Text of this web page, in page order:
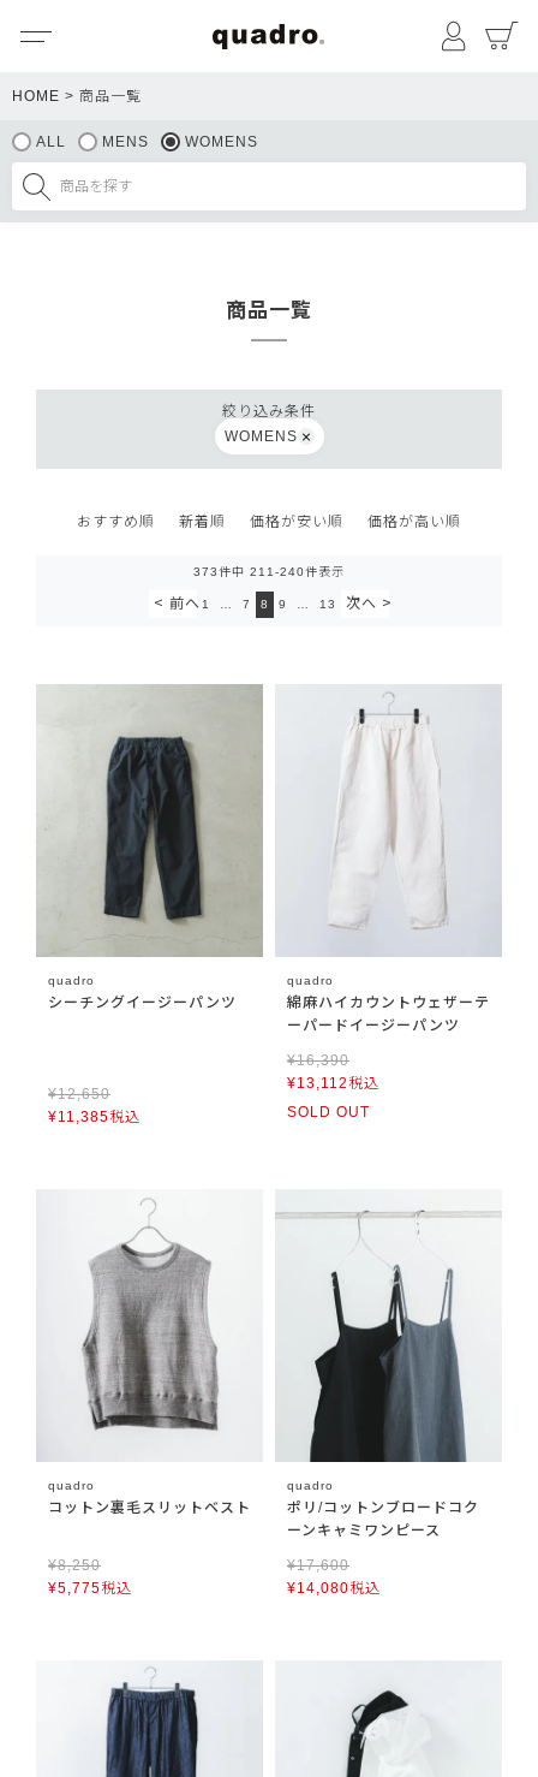
マイペ
HOME 商品一覧
ALL MENS WOMENS
商品一覧
絞り込み条件
WOMENS
おすすめ順 新着順 価格が安い順 価格が高い順
373件中 211 -240件表示
1 7 8 9 13
quadro
シーチングイージーパンツ
¥12,650
¥11,385税込
quadro
綿麻ハイカウントウェザーテ
ーパードイージーパンツ
¥16,390
¥13,112税込
SOLD OUT
quadro
コットン裏毛スリットベスト
¥8,250
¥5,775税込
quadro
ポリ/コットンブロードコク
ーンキャミワンピース
¥17,600
¥14,080税込